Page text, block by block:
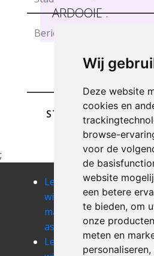
Wij
Deze website
cookies en
browse-
voor de
de
website
een betere
te bieden, om
onze
meten en
personaliseren,
ARDOOIE .
STUREN
;
Leegmaken
winkel of
magazij
assebroek
winkel of
magazij
avekapelle
Leegmaken